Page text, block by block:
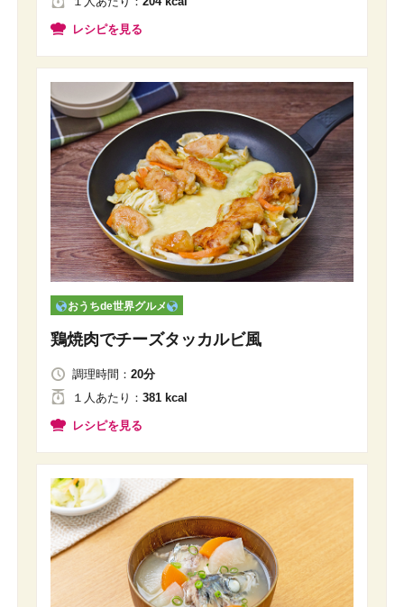
レシピを見る
おうちde世界グルメ
鶏焼肉でチーズタッカルビ風
調理時間： 20分
１人あたり ： 381 kcal
レシピを見る